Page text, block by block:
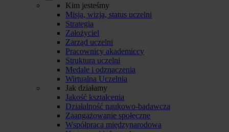
Kim jesteśmy
Misja, wizja, status uczelni
Strategia
Założyciel
Zarząd uczelni
Pracownicy akademiccy
Struktura uczelni
Medale i odznaczenia
Wirtualna Uczelnia
Jak działamy
Jakość kształcenia
Działalność naukowo-badawcza
Zaangażowanie społeczne
Współpraca międzynarodowa